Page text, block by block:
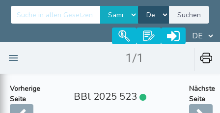
Suchen
1/1
Vorherige
Seite
BBl 2025 523
Nächste
Seite